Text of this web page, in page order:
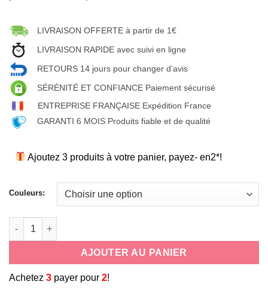
LIVRAISON OFFERTE à partir de 1€
LIVRAISON RAPIDE avec suivi en ligne
RETOURS 14 jours pour changer d’avis
SÉRÉNITÉ ET CONFIANCE Paiement sécurisé
ENTREPRISE FRANÇAISE Expédition France
GARANTI 6 MOIS Produits fiable et de qualité
Ajoutez 3 produits à votre panier, payez- en2*!
Couleurs:
quantité de Etui-coque portefeuille à rabat en cuir pour
AJOUTER AU PANIER
Achetez 3 payer pour 2!